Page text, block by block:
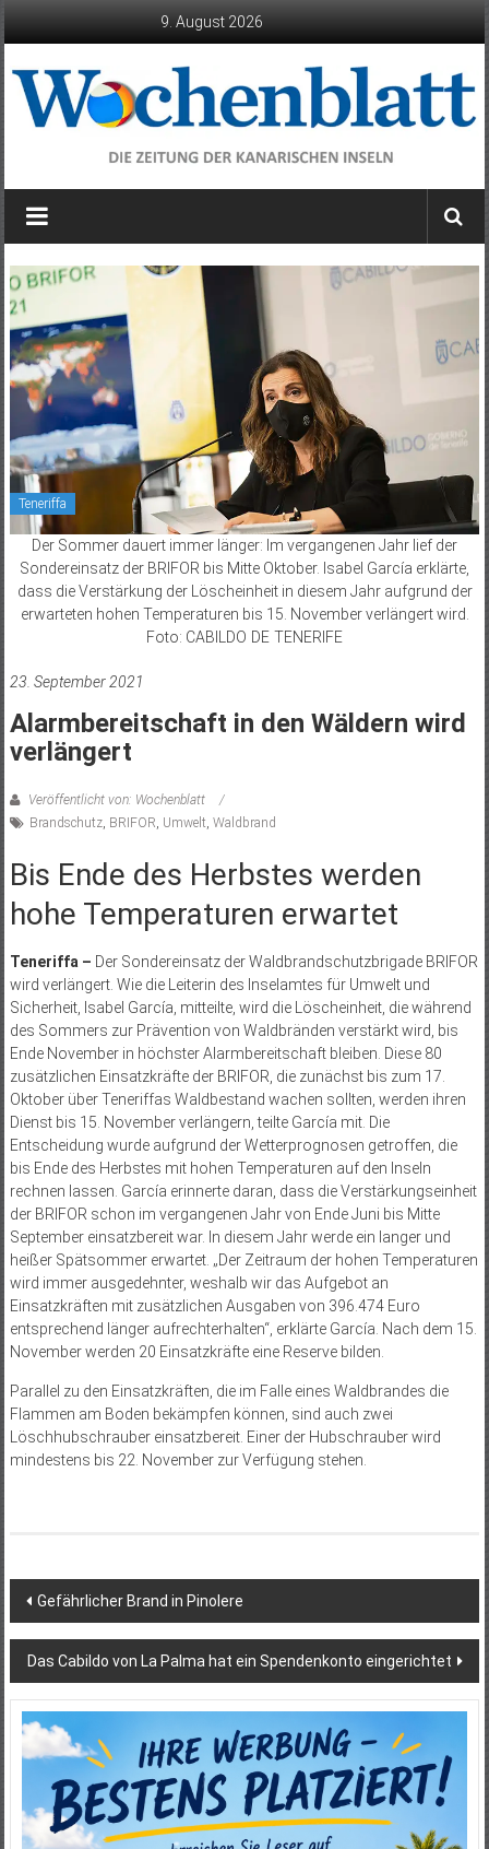
9. August 2026
Wochenblatt
die
der
Kanarischen
Inseln
Teneriffa
Der Sommer dauert immer länger: Im vergangenen Jahr lief der
Sondereinsatz der BRIFOR bis Mitte Oktober. Isabel García erklärte,
dass die Verstärkung der Löscheinheit in diesem Jahr aufgrund der
erwarteten hohen Temperaturen bis 15. November verlängert wird.
Foto: CABILDO DE TENERIFE
23. September 2021
Alarmbereitschaft in den Wäldern wird
verlängert
Veröffentlicht von: Wochenblatt
Brandschutz, BRIFOR Umwelt Waldbrand
Bis Ende des Herbstes werden
hohe Temperaturen erwartet
Teneriffa – Der Sondereinsatz der Waldbrandschutzbrigade BRIFOR
wird verlängert. Wie die Leiterin des Inselamtes für Umwelt und
Sicherheit, Isabel García, mitteilte, wird die Löscheinheit, die während
des Sommers zur Prävention von Waldbränden verstärkt wird, bis
Ende November in höchster Alarmbereitschaft bleiben. Diese 80
zusätzlichen Einsatzkräfte der BRIFOR, die zunächst bis zum 17.
Oktober über Teneriffas Waldbestand wachen sollten, werden ihren
Dienst bis 15. November verlängern, teilte García mit. Die
Entscheidung wurde aufgrund der Wetterprognosen getroffen, die
bis Ende des Herbstes mit hohen Temperaturen auf den Inseln
rechnen lassen. García erinnerte daran, dass die Verstärkungseinheit
der BRIFOR schon im vergangenen Jahr von Ende Juni bis Mitte
September einsatzbereit war. In diesem Jahr werde ein langer und
heißer Spätsommer erwartet. „Der Zeitraum der hohen Temperaturen
wird immer ausgedehnter, weshalb wir das Aufgebot an
Einsatzkräften mit zusätzlichen Ausgaben von 396.474 Euro
entsprechend länger aufrechterhalten“, erklärte García. Nach dem 15.
November werden 20 Einsatzkräfte eine Reserve bilden.
Parallel zu den Einsatzkräften, die im Falle eines Waldbrandes die
Flammen am Boden bekämpfen können, sind auch zwei
Löschhubschrauber einsatzbereit. Einer der Hubschrauber wird
mindestens bis 22. November zur Verfügung stehen.
Beitragsnavigation
Gefährlicher Brand in Pinolere
Das Cabildo von La Palma hat ein Spendenkonto eingerichtet